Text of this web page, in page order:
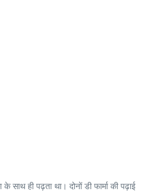
साथ ही पढ़ता था। दोनों डी फार्मा की पढ़ाई